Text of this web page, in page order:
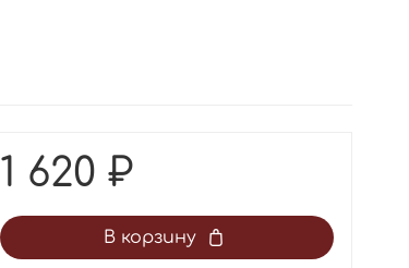
1 620 ₽
В корзину